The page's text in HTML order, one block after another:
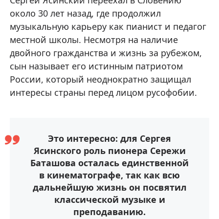
около 30 лет назад, где продолжил
музыкальную карьеру как пианист и педагог
местной школы. Несмотря на наличие
двойного гражданства и жизнь за рубежом,
сын называет его истинным патриотом
России, который неоднократно защищал
интересы страны перед лицом русофобии.
Это интересно: для Сергея
Ясинского роль пионера Сережи
Баташова осталась единственной
в кинематографе, так как всю
дальнейшую жизнь он посвятил
классической музыке и
преподаванию.